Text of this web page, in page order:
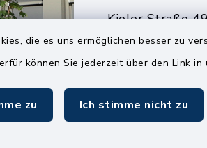
die es uns ermöglichen besser zu
können Sie jederzeit über den Link in
zu Ich stimme nicht zu
Kieler Straße
25551
04826 30-0
04826 30-15
info@amt-